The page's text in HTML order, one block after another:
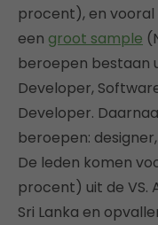
procent), en vooral
een groot sample
beroepen bestaan
Developer,
Developer.
beroepen:
De leden komen
procent) uit de VS.
Sri Lanka en